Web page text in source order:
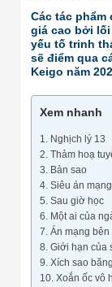
Các tác phẩm
giá cao bởi
yếu tố trinh
sẽ điểm qua
Keigo năm
Xem nhanh
Nghịch lý 13
Thảm hoạ
Bản sao
Siêu án mạng
Sau giờ học
Một ai của
Án mạng bên
Giới hạn của
Xích sao băng
Xoắn ốc vô